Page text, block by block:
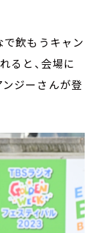
飲もうキャン
ると、会場に
ジーさんが登